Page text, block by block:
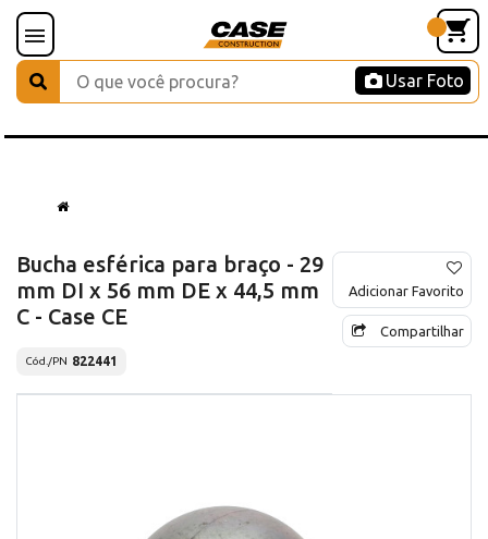
Usar Foto
Bucha esférica para braço - 29
mm DI x 56 mm DE x 44,5 mm
C - Case CE
Cód./PN 822441
Adicionar Favorito
Compartilhar